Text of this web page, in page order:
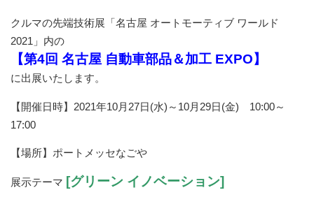
CSR方針
SDGsへの取り組み
グローバル採用情報
沿革
企業概要
クルマの先端技術展「名古屋 オートモーティブ ワールド
2021」内の
【第4回 名古屋 自動車部品＆加工 EXPO】
に出展いたします。
【開催日時】2021年10月27日(水)～10月29日(金) 10:00～
17:00
【場所】ポートメッセなごや
展示テーマ [グリーン イノベーション]